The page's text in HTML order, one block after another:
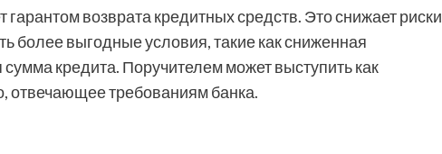
гарантом возврата кредитных средств. Это снижает риски
более выгодные условия, такие как сниженная
кредита. Поручителем может выступить как
отвечающее требованиям банка.